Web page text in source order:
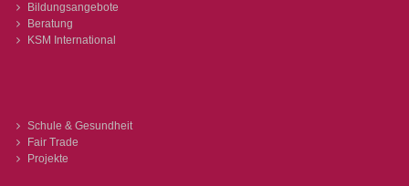
Bildungsangebote
Beratung
KSM International
Schule & Gesundheit
Fair Trade
Projekte